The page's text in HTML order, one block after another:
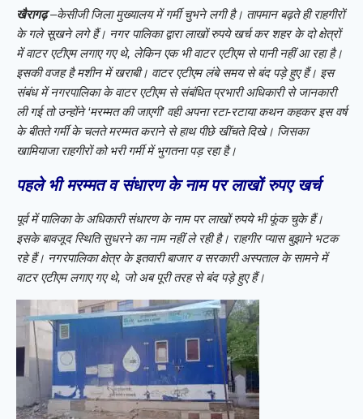
खैरागढ़–केसीजी जिला मुख्यालय में गर्मी चुभने लगी है। तापमान बढ़ते ही राहगीरों
के गले सूखने लगे हैं। नगर पालिका द्वारा लाखों रुपये खर्च कर शहर के दो क्षेत्रों
में वाटर एटीएम लगाए गए थे, लेकिन एक भी वाटर एटीएम से पानी नहीं आ रहा है।
इसकी वजह है मशीन में खराबी। वाटर एटीएम लंबे समय से बंद पड़े हुए हैं। इस
संबंध में नगरपालिका के वाटर एटीएम से संबंधित प्रभारी अधिकारी से जानकारी
ली गई तो उन्होंने ‘मरम्मत की जाएगी’ वही अपना रटा-रटाया कथन कहकर इस वर्ष
के बीतते गर्मी के चलते मरम्मत कराने से हाथ पीछे खींचते दिखे। जिसका
खामियाजा राहगीरों को भरी गर्मी में भुगतना पड़ रहा है।
पहले भी मरम्मत व संधारण के नाम पर लाखों रुपए खर्च
पूर्व में पालिका के अधिकारी संधारण के नाम पर लाखों रुपये भी फूंक चुके हैं।
इसके बावजूद स्थिति सुधरने का नाम नहीं ले रही है। राहगीर प्यास बुझाने भटक
रहे हैं। नगरपालिका क्षेत्र के इतवारी बाजार व सरकारी अस्पताल के सामने में
वाटर एटीएम लगाए गए थे, जो अब पूरी तरह से बंद पड़े हुए हैं।